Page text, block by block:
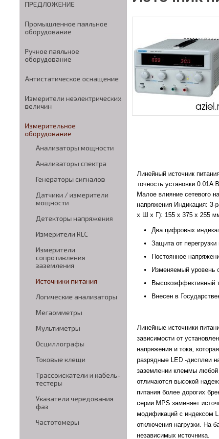
ПРЕДЛОЖЕНИЕ
Промышленное паяльное
оборудование
Ручное паяльное
оборудование
Антистатическое оснащение
Измерители неэлектрических
величин
Измерительное
оборудование
Анализаторы мощности
Анализаторы спектра
Генераторы сигналов
Датчики / измерители
мощности
Детекторы напряжения
Измерители RLC
Измерители
сопротивления
заземления
Источники питания
Логические анализаторы
Мегаомметры
Мультиметры
Осциллографы
Токовые клещи
Трассоискатели и кабель-
тестеры
Указатели чередования
фаз
Частотомеры
Линейный источник
точность установки
Малое влияние сетевого
напряжения Индикация: 3-
х Ш х Г): 155 x 375 x 255
Два цифровых
Защита от
Постоянное
Изменяемый уровень
Высокоэффективный
Внесен в
Линейные источники
зависимости от
напряжения и тока,
разрядные LED -дисплеи
заземлении клеммы любой
отличаются высокой
питания более дорогих
серии MPS заменяет
модификаций с индексом
отключения нагрузки. На
независимых источника.